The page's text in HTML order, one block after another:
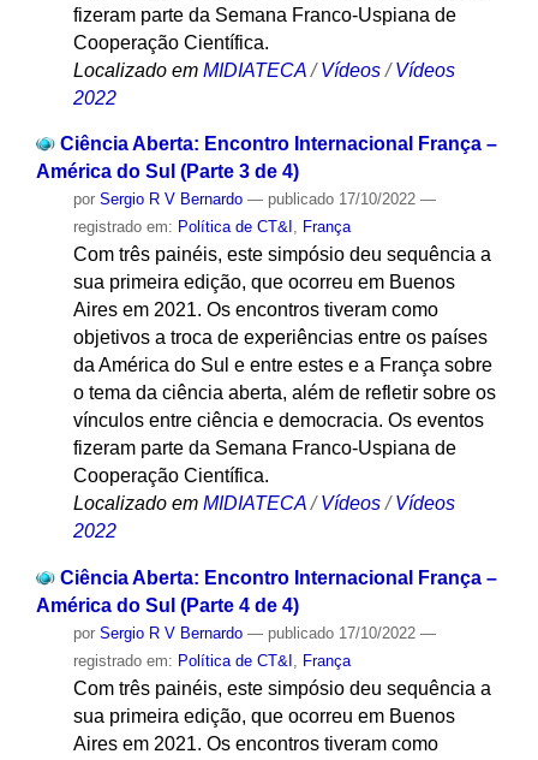
fizeram parte da Semana Franco-Uspiana de
Cooperação Científica.
Localizado em MIDIATECA /Vídeos /Vídeos
2022
Ciência Aberta: Encontro Internacional França –
América do Sul (Parte 3 de 4)
por Sergio R V Bernardo — publicado17/10/2022 —
registrado em: Política de CT&I , França
Com três painéis, este simpósio deu sequência a
sua primeira edição, que ocorreu em Buenos
Aires em 2021. Os encontros tiveram como
objetivos a troca de experiências entre os países
da América do Sul e entre estes e a França sobre
o tema da ciência aberta, além de refletir sobre os
vínculos entre ciência e democracia. Os eventos
fizeram parte da Semana Franco-Uspiana de
Cooperação Científica.
Localizado em MIDIATECA /Vídeos /Vídeos
2022
Ciência Aberta: Encontro Internacional França –
América do Sul (Parte 4 de 4)
por Sergio R V Bernardo — publicado17/10/2022 —
registrado em: Política de CT&I , França
Com três painéis, este simpósio deu sequência a
sua primeira edição, que ocorreu em Buenos
Aires em 2021. Os encontros tiveram como